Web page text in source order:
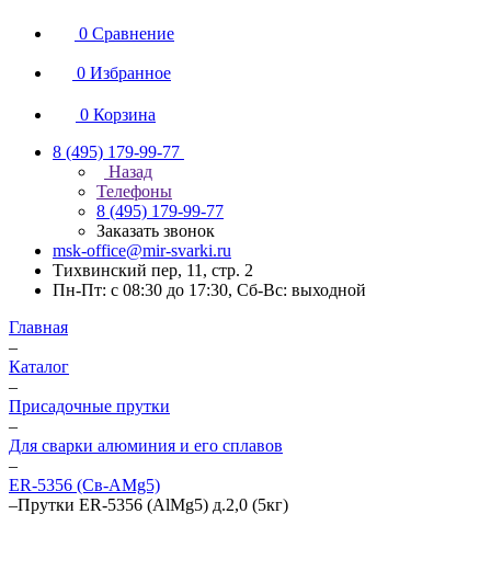
0 Сравнение
0 Избранное
0 Корзина
8 (495) 179-99-77
Назад
Телефоны
8 (495) 179-99-77
Заказать звонок
msk-office@mir-svarki.ru
Тихвинский пер, 11, стр. 2
Пн-Пт: с 08:30 до 17:30, Сб-Вс: выходной
Главная
–
Каталог
–
Присадочные прутки
–
Для сварки алюминия и его сплавов
–
ER-5356 (Св-АМg5)
–Прутки ER-5356 (AlMg5) д.2,0 (5кг)